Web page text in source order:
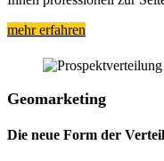
mehr erfahren
Geomarketing
Die neue Form der